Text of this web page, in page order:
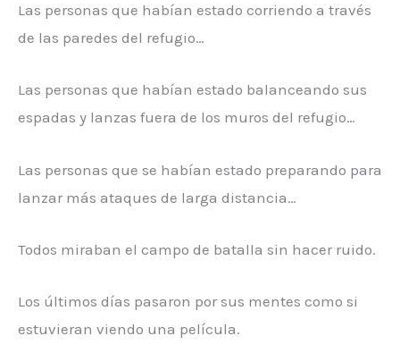
Las personas que habían estado corriendo a través
de las paredes del refugio…
Las personas que habían estado balanceando sus
espadas y lanzas fuera de los muros del refugio…
Las personas que se habían estado preparando para
lanzar más ataques de larga distancia…
Todos miraban el campo de batalla sin hacer ruido.
Los últimos días pasaron por sus mentes como si
estuvieran viendo una película.